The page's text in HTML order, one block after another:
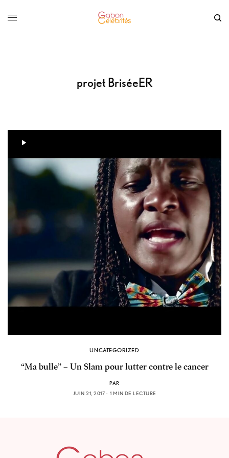
projet BriséeER
UNCATEGORIZED
“Ma bulle” – Un Slam pour lutter contre le cancer
PAR
JUIN 21, 2017
1 MIN DE LECTURE